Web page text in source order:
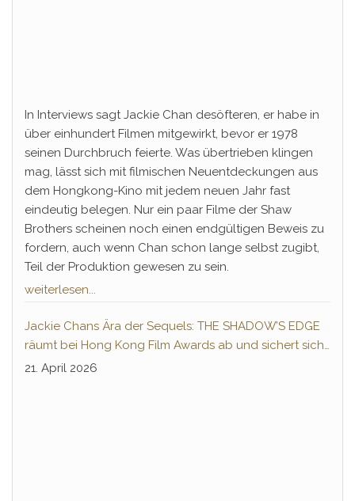
In Interviews sagt Jackie Chan desöfteren, er habe in
über einhundert Filmen mitgewirkt, bevor er 1978
seinen Durchbruch feierte. Was übertrieben klingen
mag, lässt sich mit filmischen Neuentdeckungen aus
dem Hongkong-Kino mit jedem neuen Jahr fast
eindeutig belegen. Nur ein paar Filme der Shaw
Brothers scheinen noch einen endgültigen Beweis zu
fordern, auch wenn Chan schon lange selbst zugibt,
Teil der Produktion gewesen zu sein.
weiterlesen...
Jackie Chans Ära der Sequels: THE SHADOW’S EDGE
räumt bei Hong Kong Film Awards ab und sichert sich
Fortsetzung
21. April 2026